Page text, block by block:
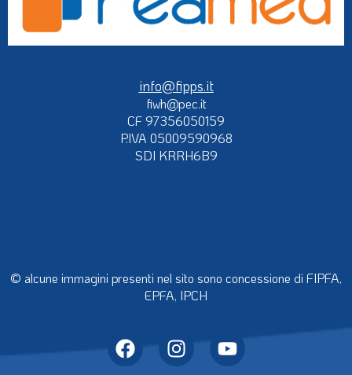
info@fipps.it
fiwh@pec.it
CF 97356050159
P.IVA 05009590968
SDI KRRH6B9
© alcune immagini presenti nel sito sono concessione di FIPFA,
EPFA, IPCH